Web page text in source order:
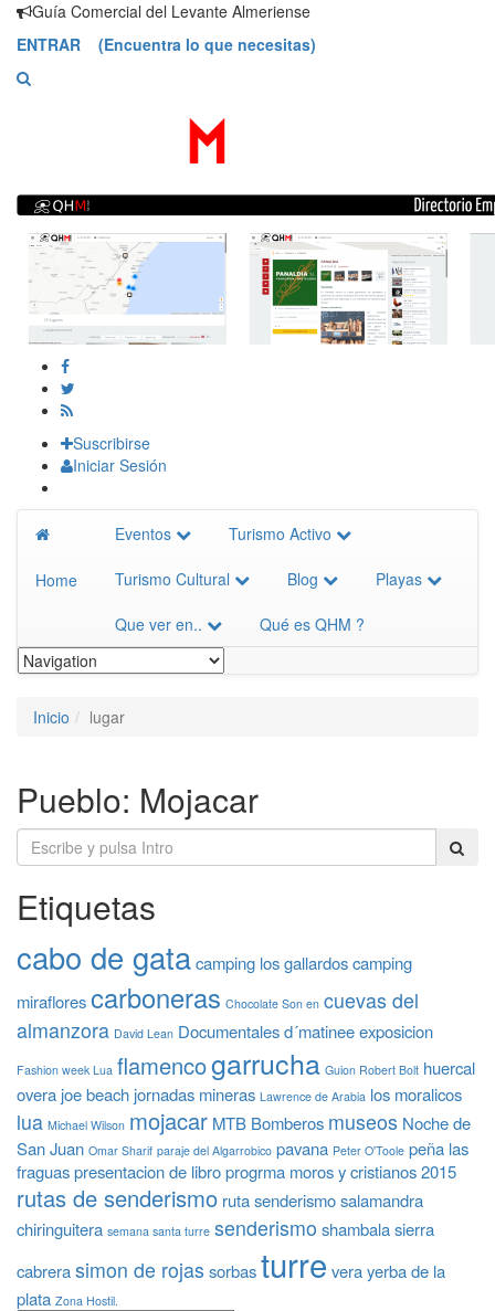
SaltarGuía Comercial del Levante Almeriense
ENTRAR (Encuentra lo que necesitas)
Suscribirse
Iniciar Sesión
Home
Eventos Turismo Activo
Turismo Cultural Blog Playas
Que ver en.. Qué es QHM ?
Inicio lugar
Pueblo: Mojacar
Etiquetas
cabo de gatacamping los gallardoscamping
miraflorescarboneras Chocolate Son en cuevas del
almanzora David Lean Documentalesd´matineeexposicion
Fashion week Lua flamencogarrucha Guion Robert Bolt huercal
overa joe beach jornadas mineras Lawrence de Arabia los moralicos
lua Michael Wilson mojacar MTB Bomberos museos Noche de
San Juan Omar Sharif paraje del Algarrobico pavana Peter O'Toole peña las
fraguaspresentacion de libroprogrma moros y cristianos 2015
rutas de senderismo ruta senderismosalamandra
chiringuitera semana santa turre senderismo shambalasierra
cabrerasimon de rojas sorbasturre verayerba de la
plata Zona Hostil.